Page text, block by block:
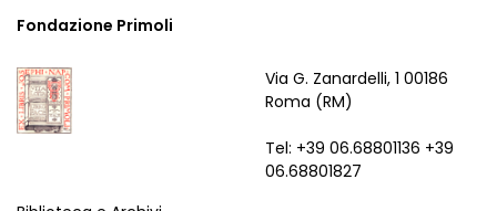
Fondazione Primoli
Via G. Zanardelli, 1 00186
Roma (RM)
Tel: +39 06.68801136 +39
06.68801827